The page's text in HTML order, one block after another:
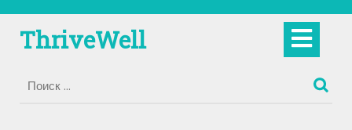
содержимому
ThriveWell